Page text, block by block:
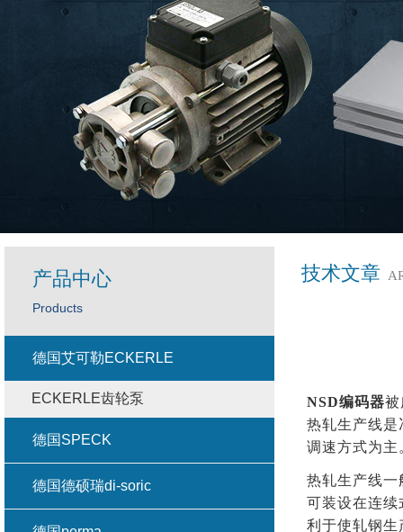
技术文章
NSD编码器被
热轧生产线是
调速方式为主
热轧生产线一
可装设在连续
利于使轧钢生
产品中心
Products
德国艾可勒ECKERLE
ECKERLE齿轮泵
德国SPECK
德国德硕瑞di-soric